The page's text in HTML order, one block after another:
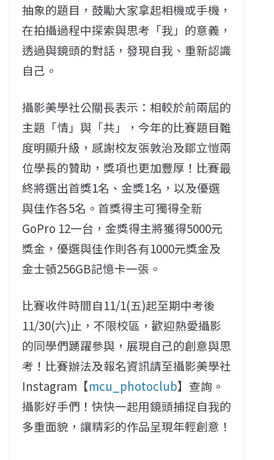
抽象的題目，鼓勵大家拿起相機或手機，
在拍攝過程中探索與思考「我」的意義，
透過與鏡頭的對話，發現自我、重新認識
自己。
攝影美學社公關長表示：相較於前兩屆的
主題「情」與「共」，今年的比賽題目難
度明顯升級，感謝校友張敦治及鄒立愷兩
位學長的贊助，獎項也更加豐厚！比賽最
終將選出首獎1名、金獎1名，以及優選
與佳作各5名。首獎得主可獨得全新
GoPro 12一台，金獎得主將獲得5000元
獎金，優選與佳作則各有1000元獎金及
金士頓256GB記憶卡一張。
比賽收件時間自11/1(五)起至期中考後
11/30(六)止，不限校區，歡迎熱愛攝影
的同學們踴躍參與，展現自己的創意與思
考！比賽辦法及報名資訊請至攝影美學社
Instagram【mcu_photoclub】查詢。
攝影好手們！快快一起用鏡頭捕捉自我的
多重面貌，讓精彩的作品呈現年輕創意！